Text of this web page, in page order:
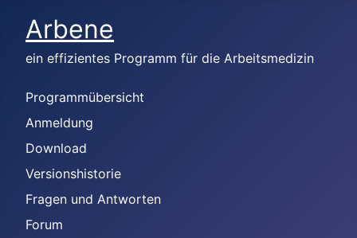
Arbene
ein effizientes Programm für die Arbeitsmedizin
Programmübersicht
Anmeldung
Download
Versionshistorie
Fragen und Antworten
Forum